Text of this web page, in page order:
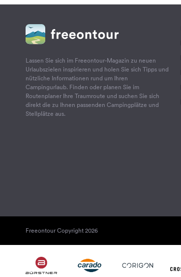
Lassen Sie sich im Freeontour-Magazin zu neuen
Urlaubszielen inspirieren und holen Sie sich Tipps und
nützliche Informationen rund um Ihren
Campingurlaub. Finden oder planen Sie im
Routenplaner Ihre Traumroute und suchen Sie sich
direkt die zu Ihnen passenden Campingplätze und
Stellplätze aus.
Freeontour Copyright 2026